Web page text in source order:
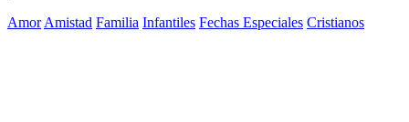
Amor Amistad Familia Infantiles Fechas Especiales Cristianos